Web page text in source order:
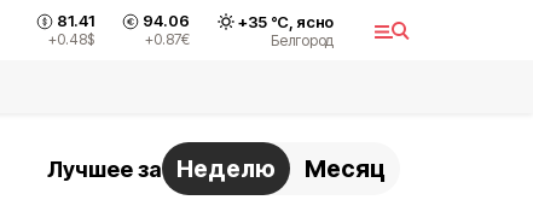
81.41
+0.48$
94.06
+0.87€
+35°С, ясно
Белгород
Лучшее за Неделю Месяц